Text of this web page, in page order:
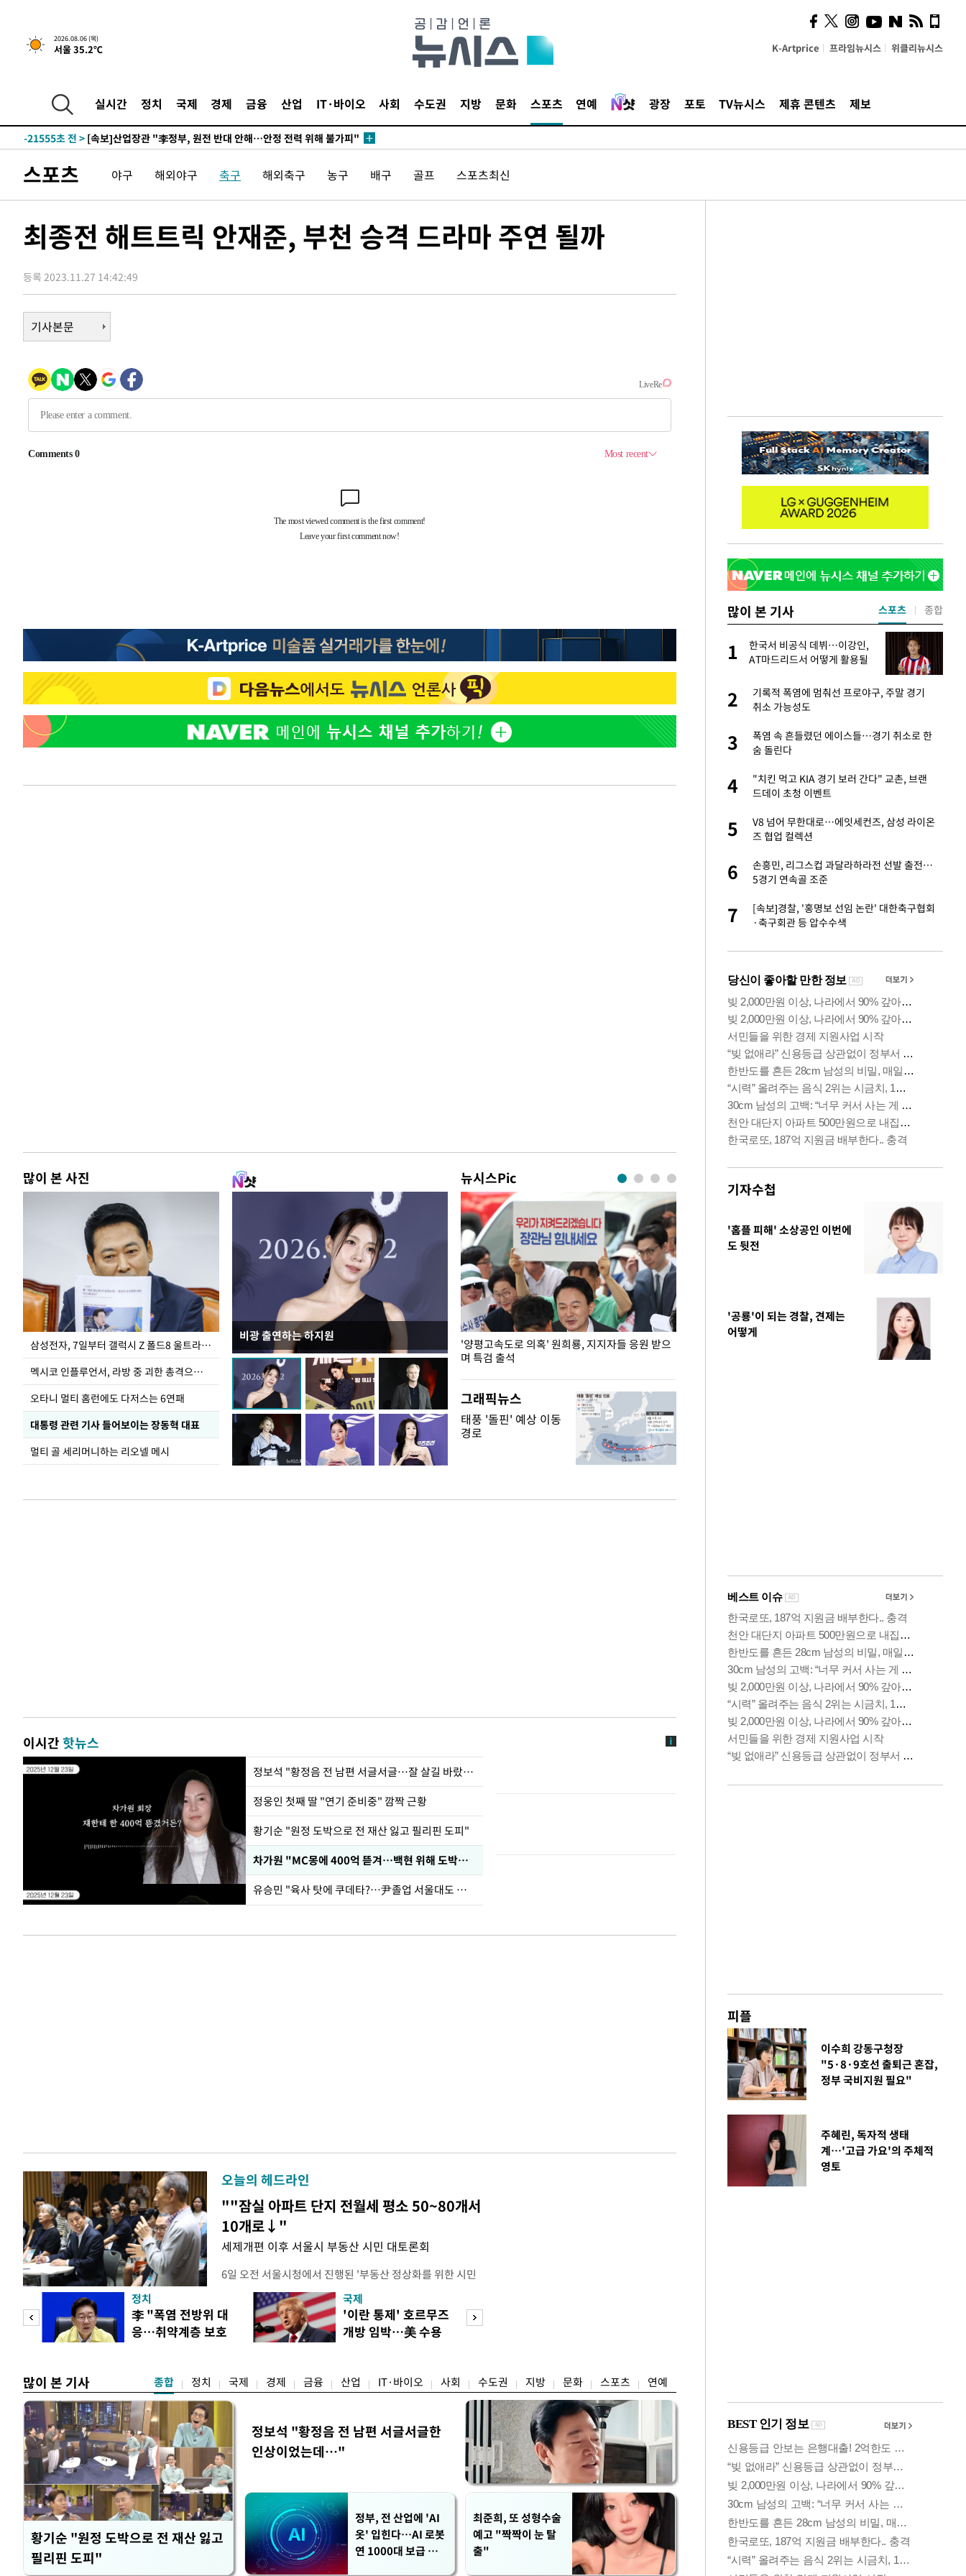
2026.08.06 (목)
서울 35.2℃ K-Artprice 프라임뉴시스 위클리뉴시스
실시간 정치 국제 경제 금융 산업 IT·바이오 사회 수도권 지방 문화 스포츠 연예 광장 포토 TV뉴시스 제휴 콘텐츠 제보
4시간 전 >[속보] "이란-오만, 호르무즈 해협 통행 항로 합의" 이란 외무부 대변인
-25057초 전 >
트럼프, 한국계 진보 주지사 후보 맹공…"공산주의가 최대 위협"
-25035초 전 >
-21555초 전 > [속보]산업장관 "李정부, 원전 반대 안해…안정 전력 위해 불가피"
색
-19639초 전 >
[속보]산업장관 "美무역법 제301조 과잉생산 결과 발표 8월 중 예
-19432초 전 >[속보]코스피 매도사이드카 발동…4%대 급락
-16265초 전 >서울 열대야 15일째 지속…비공식 '초열대야' 30도 넘어
-14815초 전 >[속보]코스피, 119.51포인트(1.81%) 내린 6478.75 개장
-11262초 전 >6월 경상수지 497.3억 달러…두 달 연속 사상 최대
-11213초 전 >
-8575초 전 >미 워싱턴주 스포캔 시의 통제불능 3개 산불, 방화선 일부 구축
0.49%↑
14분 전 >[속보] 이란 대통령 "지금 최고지도자와 소통하기가 매우 어려워" 취임 3
년 인터뷰
4시간 전 >[속보] "이란-오만, 호르무즈 해협 통행 항로 합의" 이란 외무부 대변인
-25420초 전 > 내일까지 39도 '펄펄'…기상청 "태풍 지나며 폭염 잠시 꺾인다"
-25035초 전 >
[속보]경찰, '홍명보 선임 논란' 대한축구협회·축구회관 등 압수수
[속보]산업장관 "美무역법 제301조 과잉생산 결과 발표 8월 중 예
-11262초 전 >
6월 경상수지 497.3억 달러…두 달 연속 사상 최대
-11213초 전 >서울 낮 39도 '폭염중대경보'…40도 관측 가능성도
-8575초 전 > 미 워싱턴주 스포캔 시의 통제불능 3개 산불, 방화선 일부 구축
-748초 전 >[속보] 호르무즈 해협 이란-오만 협상 기대속 뉴욕증시 혼조 마감 다우
0.49%↑
14분 전 >[속보] 이란 대통령 "지금 최고지도자와 소통하기가 매우 어려워" 취임 3
년 인터뷰
4시간 전 > [속보] "이란-오만, 호르무즈 해협 통행 항로 합의" 이란 외무부 대변인
스포츠 야구 해외야구 축구 해외축구 농구 배구 골프 스포츠최신
최종전 해트트릭 안재준, 부천 승격 드라마 주연 될까
등록 2023.11.27 14:42:49
기사본문
많이 본 사진
삼성전자, 7일부터 갤럭시 Z 폴드8 울트라·폴드8·플립8 출시
멕시코 인플루언서, 라방 중 괴한 총격으로 사망
오타니 멀티 홈런에도 다저스는 6연패
대통령 관련 기사 들어보이는 장동혁 대표
멀티 골 세리머니하는 리오넬 메시
비광 출연하는 하지원
뉴시스Pic
이재명 대통령, "수사·기소 분리 관련 대비책 최
선 다해 강구해야"
'양평고속도로 의혹' 원희룡, 지지자들 응원 받으
며 특검 출석
장동혁 "李 대
하다"
그래픽뉴스
태풍 '돌핀' 예상 이동
경로
이시간핫뉴스
정보석 "황정음 전 남편 서글서글…잘 살길 바랐는데"
정웅인 첫째 딸 "연기 준비중" 깜짝 근황
황기순 "원정 도박으로 전 재산 잃고 필리핀 도피"
차가원 "MC몽에 400억 뜯겨…백현 위해 도박빚 갚아줘"
유승민 "육사 탓에 쿠데타?…尹졸업 서울대도 없애나"
오늘의 헤드라인
""잠실 아파트 단지 전월세 평소 50~80개서
10개로↓"
세제개편 이후 서울시 부동산 시민 대토론회
6일 오전 서울시청에서 진행된 '부동산 정상화를 위한 시민
대토론회'에서는 정부의 세제개편안에 대한 불만과 지적이
이어졌다. 이날 토론회에는 보유 주택에 거주하지 않는 1주
택자와 무주택 청년, 민간임대사업자 등 시민과 전문가, 크
리에이터 등 50여 명이 참석했다. 잠실에서 21년째 공인중
택
정치
李 "폭염 전방위 대
응…취약계층 보호
국제
'이란 통제' 호르무즈
개방 임박…美 수용
많이 본 기사 종합 정치 국제 경제 금융 산업 IT·바이오 사회 수도권 지방 문화 스포츠 연예
황기순 "원정 도박으로 전 재산 잃고
필리핀 도피"
정보석 "황정음 전 남편 서글서글한
인상이었는데…"
정부, 전 산업에 'AI
옷' 입힌다…AI 로봇
연 1000대 보급 추
최준희, 또 성형수술
예고 "짝짝이 눈 탈
출"
많이 본 기사
황기순 "원정 도박으로 전 재
산 잃고 필리핀 도피"
2
었는데…"
3
정부, 전 산업에 'AI 옷' 입힌다…AI 로봇 연
1000대 보급 추진
4
1
한국서 비공식 데뷔…이강인,
AT마드리드서 어떻게 활용될
2
기록적 폭염에 멈춰선 프로야구, 주말 경기
취소 가능성도
3
폭염 속 흔들렸던 에이스들…경기 취소로 한
숨 돌린다
4
"치킨 먹고 KIA 경기 보러 간다" 교촌, 브랜
드데이 초청 이벤트
5
V8 넘어 무한대로…에잇세컨즈, 삼성 라이온
즈 협업 컬렉션
6
손흥민, 리그스컵 과달라하라전 선발 출전…
5경기 연속골 조준
7
[속보]경찰, '홍명보 선임 논란' 대한축구협회
·축구회관 등 압수수색
스포츠 종합
기자수첩
'홈플 피해' 소상공인 이번에
도 뒷전
'공룡'이 되는 경찰, 견제는
어떻게
피플
이수희 강동구청장
"5·8·9호선 출퇴근 혼잡,
정부 국비지원 필요"
주혜린, 독자적 생태
계…'고급 가요'의 주체적
영토